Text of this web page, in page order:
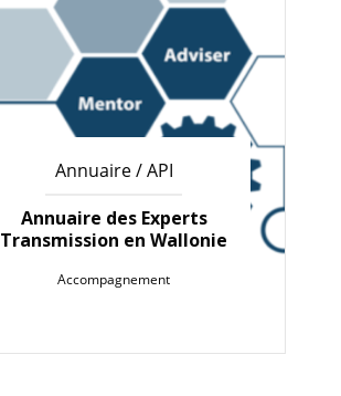
Annuaire / API
Annuaire des Experts
Transmission en Wallonie
Accompagnement